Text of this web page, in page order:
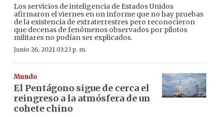
Los servicios de inteligencia de Estados Unidos
afirmaron el viernes en un informe que no hay pruebas
de la existencia de extraterrestres pero reconocieron
que decenas de fenómenos observados por pilotos
militares no podían ser explicados.
Junio 26, 2021 03:23 p. m.
Mundo
El Pentágono sigue de cerca el
reingreso a la atmósfera de un
cohete chino